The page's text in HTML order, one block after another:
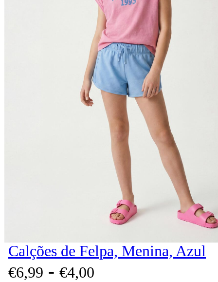
Calções de Felpa, Menina, Azul
€6,99 - €4,00